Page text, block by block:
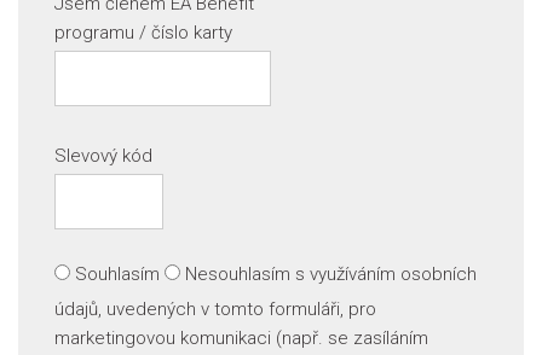
programu / číslo karty
Slevový kód
Souhlasím Nesouhlasím s využíváním osobních
údajů, uvedených v tomto formuláři, pro
marketingovou komunikaci (např. se zasíláním